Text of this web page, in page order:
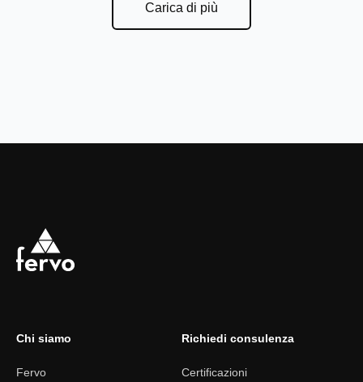
Carica di più
Chi siamo
Fervo
Richiedi consulenza
Certificazioni